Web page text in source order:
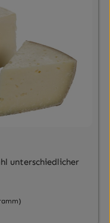
unterschiedlicher